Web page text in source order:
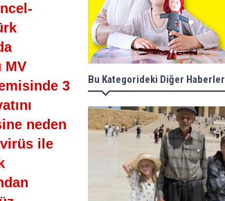
MV
3
neden
ile
Bu Kategorideki Diğer Haberler